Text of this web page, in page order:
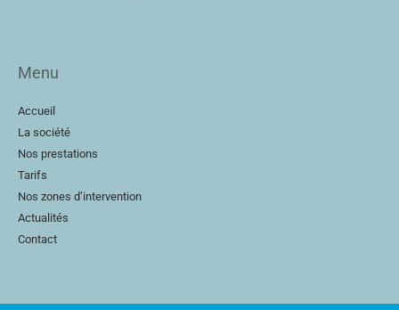
Menu
Accueil
La société
Nos prestations
Tarifs
Nos zones d’intervention
Actualités
Contact